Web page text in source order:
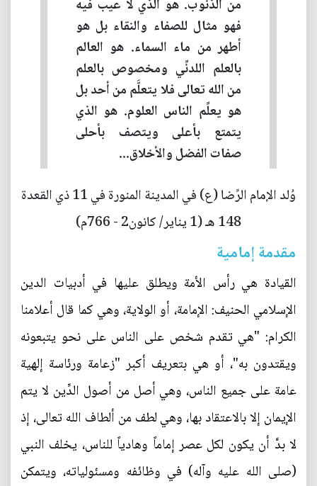
من الذنوب. هو الذي لا عيب فيه
فهو مثال للصفاء والنقاء بل هو
أطهر من ماء السماء. هو العالم
بالعلم اللدنِّي ومخصوص بالعلم
من الله تعالى فلا يتعلَّم من أحد بل
هو يعلِّم الناس العلوم. هو الذي
يتمتع بأعلى ويتصف بأحلى
صفات الفضل والأخلاق...
وُلد الإمام الرِّضا (ع) في المدينة المنورة في 11 ذي القعدة
148 هـ (1 يناير/ كانون2 - 766م)
مقدمة إمامية
القيادة هي رأس الأمة ويطلق عليها في أدبيات الدين
الإسلامي الحنيف: الإمامة، أو الولاية، وهي كما قال أعلامنا
الكرام: "هي تقدم شخص على الناس على نحو يتبعونه
ويقتدون به"، أو هي بتعريف أكبر "زعامة ورئاسة إلهية
عامة على جميع الناس، وهي أصل من أصول الدِّين لا يتم
الإيمان إلا بالاعتقاد بها، وهي لطف من ألطاف الله تعالى، إذ
لا بدَّ أن يكون لكل عصر إماماً وهادياً للناس، يخلف النبي
(صلى الله عليه وآله) في وظائفه ومسئولياته، ويتمكن